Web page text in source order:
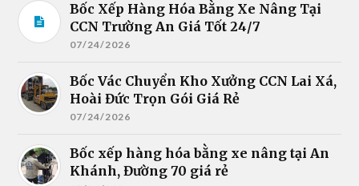
Bốc Xếp Hàng Hóa Bằng Xe Nâng Tại
CCN Trường An Giá Tốt 24/7
07/24/2026
Bốc Vác Chuyển Kho Xưởng CCN Lai Xá,
Hoài Đức Trọn Gói Giá Rẻ
07/24/2026
Bốc xếp hàng hóa bằng xe nâng tại An
Khánh, Đường 70 giá rẻ